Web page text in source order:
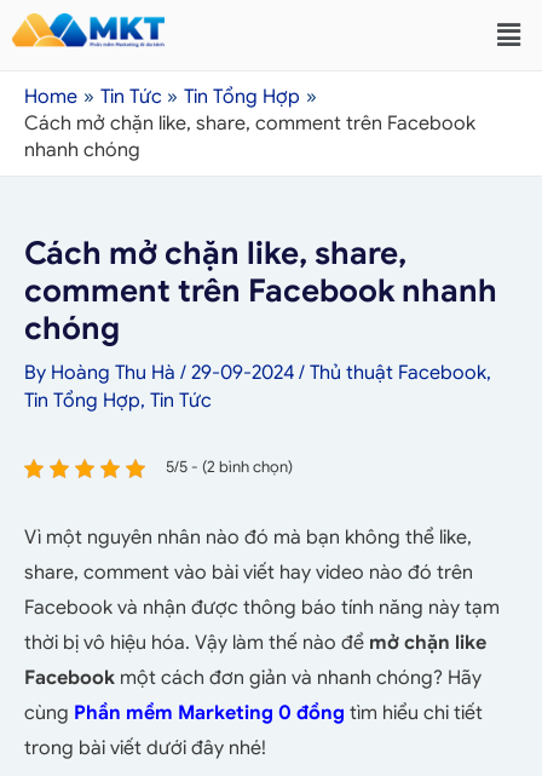
Home Tin Tức
Tin Tổng Hợp
Cách mở chặn like, share, comment trên Facebook
nhanh chóng
Cách mở chặn like, share,
comment trên Facebook nhanh
chóng
By Hoàng Thu Hà / 29-09-2024 / Thủ thuật Facebook,
Tin Tổng Hợp, Tin Tức
5/5 - (2 bình chọn)
Vì một nguyên nhân nào đó mà bạn không thể like,
share, comment vào bài viết hay video nào đó trên
Facebook và nhận được thông báo tính năng này tạm
thời bị vô hiệu hóa. Vậy làm thế nào để mở chặn like
Facebook một cách đơn giản và nhanh chóng? Hãy
cùng Phần mềm Marketing 0 đồng tìm hiểu chi tiết
trong bài viết dưới đây nhé!